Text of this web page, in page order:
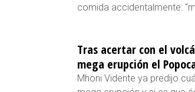
comida accidentalmente:
Tras acertar con el
mega erupción el
Mhoni Vidente ya predijo